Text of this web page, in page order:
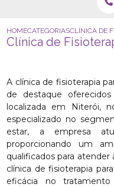
HOMECATEGORIASCLÍNICA DE
Clínica de
A clínica de fisioterapia
de destaque
localizada em Niterói,
especializado no
estar, a empresa
proporcionando um
qualificados para atender
clínica de fisioterapia
eficácia no tratamento